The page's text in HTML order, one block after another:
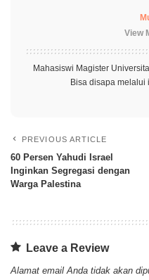
View
Mahasiswi Magister
Bisa disapa melalui
PREVIOUS ARTICLE
60 Persen Yahudi Israel
Inginkan Segregasi dengan
Warga Palestina
Leave a Review
Alamat email Anda tidak akan